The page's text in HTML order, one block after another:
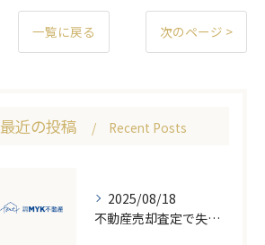
一覧に戻る 次のページ >
最近の投稿 Recent Posts
2025/08/18
不動産売却査定で失敗しないための価格比較とNG行為回避ガイド